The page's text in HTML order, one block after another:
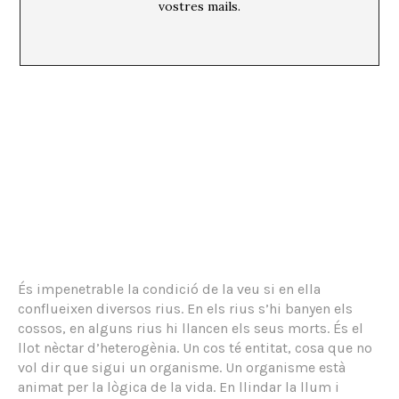
És impenetrable la condició de la veu si en ella
conflueixen diversos rius. En els rius s’hi banyen els
cossos, en alguns rius hi llancen els seus morts. És el
llot nèctar d’heterogènia. Un cos té entitat, cosa que no
vol dir que sigui un organisme. Un organisme està
animat per la lògica de la vida. En llindar la llum i
vostres mails.